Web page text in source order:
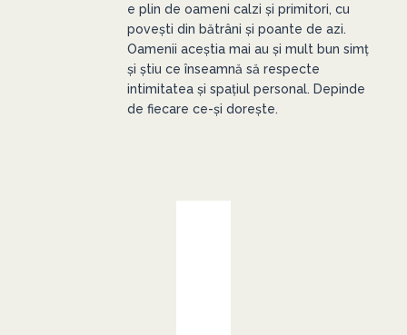
e plin de oameni calzi și primitori, cu
povești din bătrâni și poante de azi.
Oamenii aceștia mai au și mult bun simț
și știu ce înseamnă să respecte
intimitatea și spațiul personal. Depinde
de fiecare ce-și dorește.